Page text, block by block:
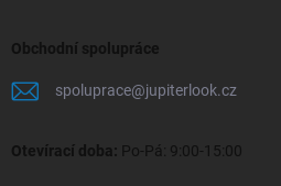
Obchodní spolupráce
spoluprace@jupiterlook.cz
Otevírací doba: Po-Pá: 9:00-15:00